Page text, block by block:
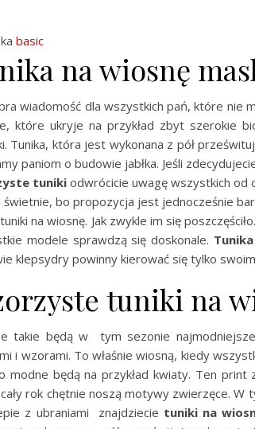
basic
na wiosnę
wiadomość dla wszystkich pań, które nie
które ukryje na przykład zbyt szerokie
Tunika, która jest wykonana z pół
paniom o budowie jabłka. Jeśli
tunikiodwrócicie uwagę wszystkich od
bo propozycja jest jednocześnie
na wiosnę. Jak zwykle im się
modele sprawdzą się doskonale.
klepsydry powinny kierować się tylko
tuniki na
takie będą w tym sezonie
i wzorami. To właśnie wiosną, kiedy
modne będą na przykład kwiaty. Ten
rok chętnie noszą motywy zwierzęce. W
z ubraniami znajdziecie tuniki na